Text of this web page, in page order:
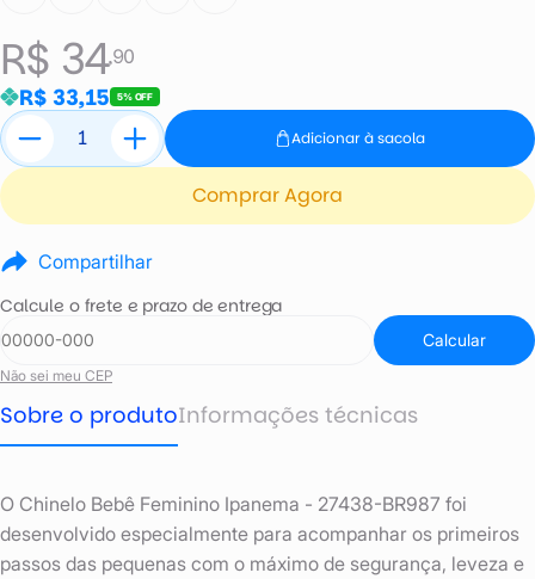
R$ 34,90
R$ 33,15 5% OFF
Adicionar à sacola
Comprar Agora
Compartilhar
Calcule o frete e prazo de entrega
Calcular
Não sei meu CEP
Sobre o produtoInformações técnicas
O Chinelo Bebê Feminino Ipanema - 27438-BR987 foi
desenvolvido especialmente para acompanhar os primeiros
passos das pequenas com o máximo de segurança, leveza e